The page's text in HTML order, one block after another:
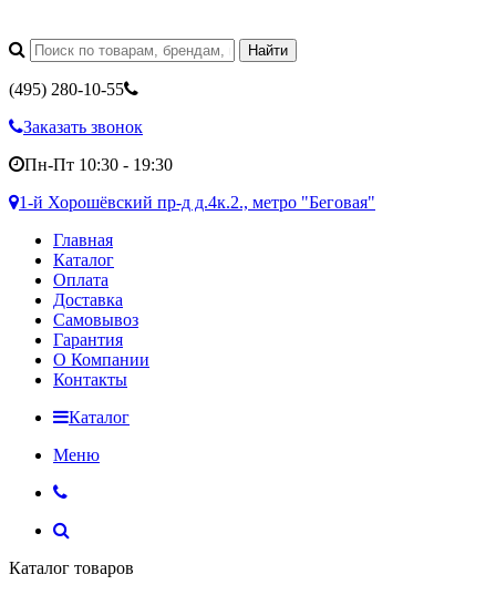
(495) 280-10-55
Заказать звонок
Пн-Пт 10:30 - 19:30
1-й Хорошёвский пр-д д.4к.2., метро "Беговая"
Главная
Каталог
Оплата
Доставка
Самовывоз
Гарантия
О Компании
Контакты
Каталог
Меню
Каталог товаров